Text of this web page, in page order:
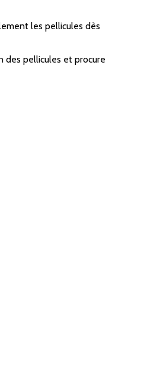
les pellicules dès
des pellicules et procure